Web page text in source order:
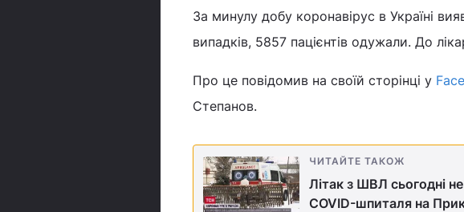
За минулу добу коронавірус в Україні
випадків, 5857 пацієнтів одужали. До
Про це повідомив на своїй сторінці у
Степанов.
ЧИТАЙТЕ ТАКОЖ
Літак з ШВЛ сьогодні
COVID-шпиталя на